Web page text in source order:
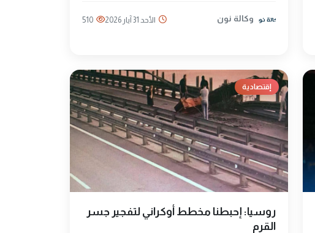
وكالة نون الأحد 31 آيار 2026 510
إقتصادية
روسيا: إحبطنا مخطط أوكراني لتفجير جسر
القرم